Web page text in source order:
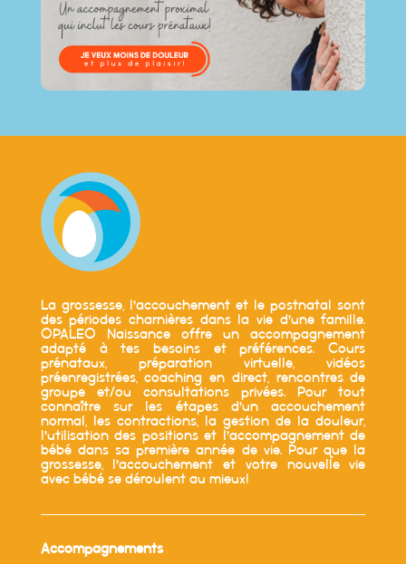
La grossesse, l’accouchement et le postnatal sont
des périodes charnières dans la vie d’une famille.
OPALEO Naissance offre un accompagnement
adapté à tes besoins et préférences. Cours
prénataux, préparation virtuelle, vidéos
préenregistrées, coaching en direct, rencontres de
groupe et/ou consultations privées. Pour tout
connaître sur les étapes d’un accouchement
normal, les contractions, la gestion de la douleur,
l’utilisation des positions et l’accompagnement de
bébé dans sa première année de vie. Pour que la
grossesse, l’accouchement et votre nouvelle vie
avec bébé se déroulent au mieux!
Accompagnements